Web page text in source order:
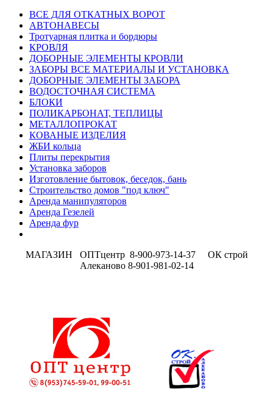
ВСЕ ДЛЯ ОТКАТНЫХ ВОРОТ
АВТОНАВЕСЫ
Тротуарная плитка и бордюры
КРОВЛЯ
ДОБОРНЫЕ ЭЛЕМЕНТЫ КРОВЛИ
ЗАБОРЫ ВСЕ МАТЕРИАЛЫ И УСТАНОВКА
ДОБОРНЫЕ ЭЛЕМЕНТЫ ЗАБОРА
ВОДОСТОЧНАЯ СИСТЕМА
БЛОКИ
ПОЛИКАРБОНАТ, ТЕПЛИЦЫ
МЕТАЛЛОПРОКАТ
КОВАНЫЕ ИЗДЕЛИЯ
ЖБИ кольца
Плиты перекрытия
Установка заборов
Изготовление бытовок, беседок, бань
Строительство домов "под ключ"
Аренда манипуляторов
Аренда Гезелей
Аренда фур
МАГАЗИН ОПТцентр 8-900-973-14-37 ОК строй
Алеканово 8-901-981-02-14